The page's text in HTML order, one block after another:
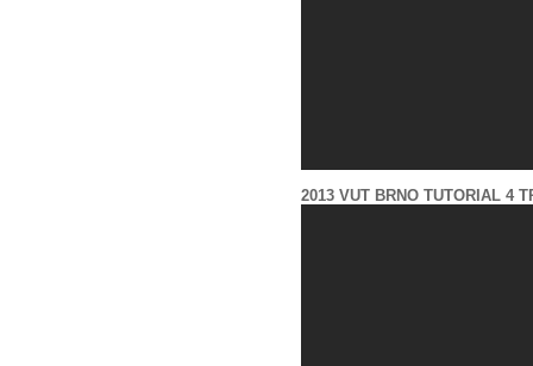
2013 VUT BRNO TUTORIAL 4